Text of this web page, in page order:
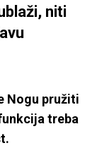
niti
Nogu pružiti
treba